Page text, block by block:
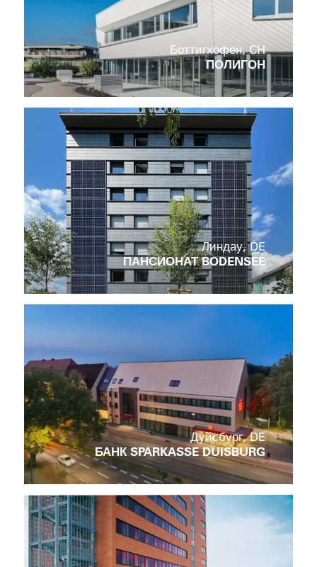
Боттигхофен, CH
ПОЛИГОН
Линдау, DE
ПАНСИОНАТ BODENSEE
Дуйсбург, DE
БАНК SPARKASSE DUISBURG